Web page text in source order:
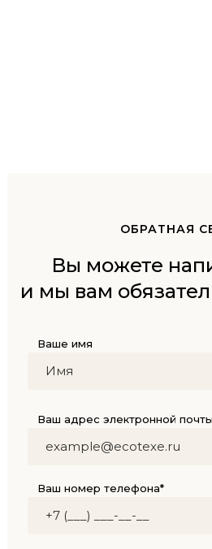
ОБРАТНАЯ
Вы можете
и мы вам
Ваше имя
Ваш адрес электронной почты
Ваш номер телефона*